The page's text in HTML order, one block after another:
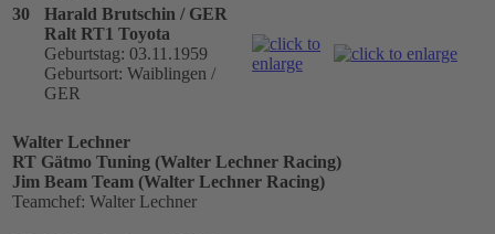
30
Harald Brutschin / GER
Ralt RT1 Toyota
Geburtstag: 03.11.1959
Geburtsort: Waiblingen /
GER
Walter Lechner
RT Gätmo Tuning (Walter Lechner Racing)
Jim Beam Team (Walter Lechner Racing)
Teamchef: Walter Lechner